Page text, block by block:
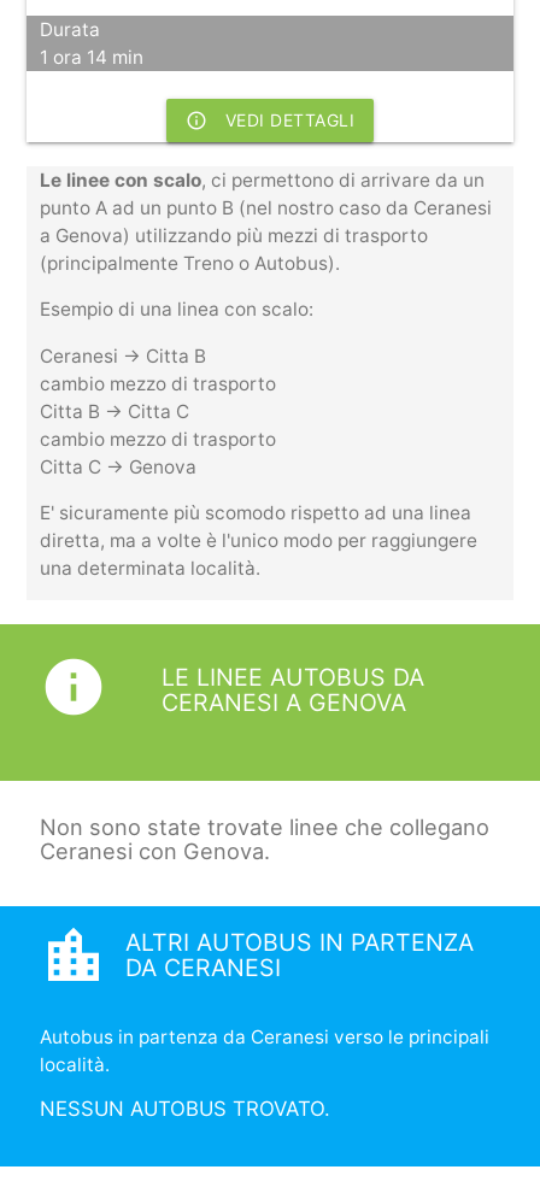
Durata
1 ora 14 min
info_outline VEDI DETTAGLI
Le linee con scalo, ci permettono di arrivare da un
punto A ad un punto B (nel nostro caso da Ceranesi
a Genova) utilizzando più mezzi di trasporto
(principalmente Treno o Autobus).
Esempio di una linea con scalo:
Ceranesi -> Citta B
cambio mezzo di trasporto
Citta B -> Citta C
cambio mezzo di trasporto
Citta C -> Genova
E' sicuramente più scomodo rispetto ad una linea
diretta, ma a volte è l'unico modo per raggiungere
una determinata località.
info
LE LINEE AUTOBUS DA
CERANESI A GENOVA
Non sono state trovate linee che collegano
Ceranesi con Genova.
location_city
ALTRI AUTOBUS IN PARTENZA
DA CERANESI
Autobus in partenza da Ceranesi verso le principali
località.
NESSUN AUTOBUS TROVATO.